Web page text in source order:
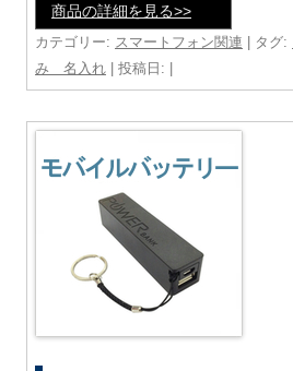
商品の詳細を見る>>
カテゴリー: スマートフォン関連 | タグ:
み 名入れ | 投稿日: